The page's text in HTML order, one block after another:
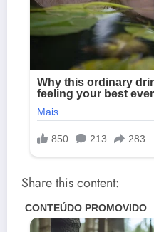
Share this content: